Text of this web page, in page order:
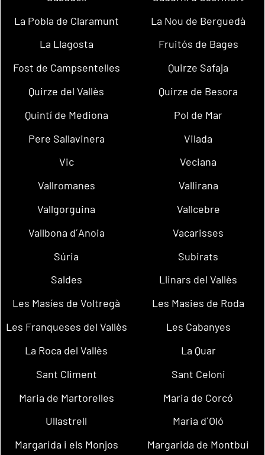
La Pobla de Claramunt
La Nou de Berguedà
La Llagosta
Fruitós de Bages
Fost de Campsentelles
Quirze Safaja
Quirze del Vallès
Quirze de Besora
Quintí de Mediona
Pol de Mar
Pere Sallavinera
Vilada
Vic
Veciana
Vallromanes
Vallirana
Vallgorguina
Vallcebre
Vallbona d´Anoia
Vacarisses
Súria
Subirats
Saldes
Llinars del Vallès
Les Masíes de Voltregà
Les Masies de Roda
Les Franqueses del Vallès
Les Cabanyes
La Roca del Vallès
La Quar
Sant Climent
Sant Celoni
Maria de Martorelles
Maria de Corcó
Ullastrell
Maria d´Oló
Margarida i els Monjos
Margarida de Montbui